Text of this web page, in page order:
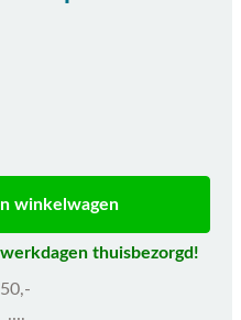
In winkelwagen
thuisbezorgd!